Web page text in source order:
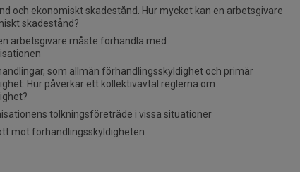
och ekonomiskt skadestånd. Hur mycket kan en arbetsgivare
skadestånd?
arbetsgivare måste förhandla med
som allmän förhandlingsskyldighet och primär
Hur påverkar ett kollektivavtal reglerna om
tolkningsföreträde i vissa situationer
mot förhandlingsskyldigheten